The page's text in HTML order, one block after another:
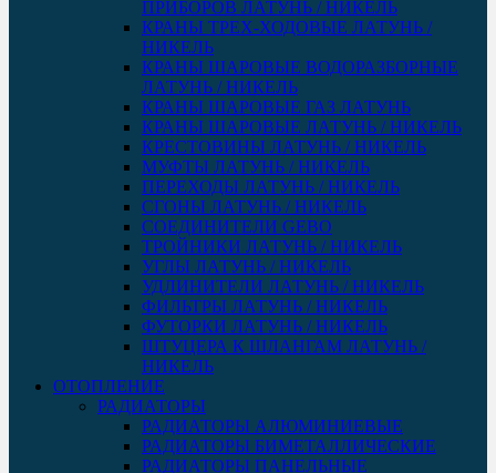
ПРИБОРОВ ЛАТУНЬ / НИКЕЛЬ
КРАНЫ ТРЕХ-ХОДОВЫЕ ЛАТУНЬ /
НИКЕЛЬ
КРАНЫ ШАРОВЫЕ ВОДОРАЗБОРНЫЕ
ЛАТУНЬ / НИКЕЛЬ
КРАНЫ ШАРОВЫЕ ГАЗ ЛАТУНЬ
КРАНЫ ШАРОВЫЕ ЛАТУНЬ / НИКЕЛЬ
КРЕСТОВИНЫ ЛАТУНЬ / НИКЕЛЬ
МУФТЫ ЛАТУНЬ / НИКЕЛЬ
ПЕРЕХОДЫ ЛАТУНЬ / НИКЕЛЬ
СГОНЫ ЛАТУНЬ / НИКЕЛЬ
СОЕДИНИТЕЛИ GEBO
ТРОЙНИКИ ЛАТУНЬ / НИКЕЛЬ
УГЛЫ ЛАТУНЬ / НИКЕЛЬ
УДЛИНИТЕЛИ ЛАТУНЬ / НИКЕЛЬ
ФИЛЬТРЫ ЛАТУНЬ / НИКЕЛЬ
ФУТОРКИ ЛАТУНЬ / НИКЕЛЬ
ШТУЦЕРА К ШЛАНГАМ ЛАТУНЬ /
НИКЕЛЬ
ОТОПЛЕНИЕ
РАДИАТОРЫ
РАДИАТОРЫ АЛЮМИНИЕВЫЕ
РАДИАТОРЫ БИМЕТАЛЛИЧЕСКИЕ
РАДИАТОРЫ ПАНЕЛЬНЫЕ